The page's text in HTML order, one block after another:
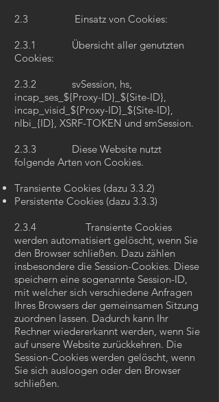
2.3 Einsatz von Cookies:
2.3.1 Übersicht aller genutzten
Cookies:
2.3.2 svSession, hs,
incap_ses_${Proxy-ID}_${Site-ID},
incap_visid_${Proxy-ID}_${Site-ID},
nlbi_{ID}, XSRF-TOKEN und smSession.
2.3.3 Diese Website nutzt
folgende Arten von Cookies.
Transiente Cookies (dazu 3.3.2)
Persistente Cookies (dazu 3.3.3)
2.3.4 Transiente Cookies
werden automatisiert gelöscht, wenn Sie
den Browser schließen. Dazu zählen
insbesondere die Session-Cookies. Diese
speichern eine sogenannte Session-ID,
mit welcher sich verschiedene Anfragen
Ihres Browsers der gemeinsamen Sitzung
zuordnen lassen. Dadurch kann Ihr
Rechner wiedererkannt werden, wenn Sie
auf unsere Website zurückkehren. Die
Session-Cookies werden gelöscht, wenn
Sie sich ausloogen oder den Browser
schließen.